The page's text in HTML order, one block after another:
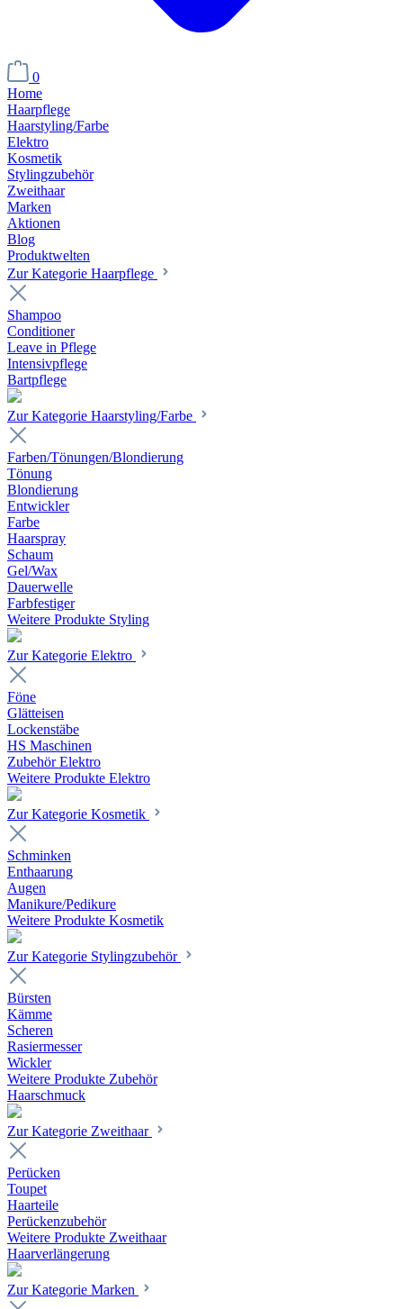
0
Home
Haarpflege
Haarstyling/Farbe
Elektro
Kosmetik
Stylingzubehör
Zweithaar
Marken
Aktionen
Blog
Produktwelten
Zur Kategorie Haarpflege
Shampoo
Conditioner
Leave in Pflege
Intensivpflege
Bartpflege
Zur Kategorie Haarstyling/Farbe
Farben/Tönungen/Blondierung
Tönung
Blondierung
Entwickler
Farbe
Haarspray
Schaum
Gel/Wax
Dauerwelle
Farbfestiger
Weitere Produkte Styling
Zur Kategorie Elektro
Föne
Glätteisen
Lockenstäbe
HS Maschinen
Zubehör Elektro
Weitere Produkte Elektro
Zur Kategorie Kosmetik
Schminken
Enthaarung
Augen
Manikure/Pedikure
Weitere Produkte Kosmetik
Zur Kategorie Stylingzubehör
Bürsten
Kämme
Scheren
Rasiermesser
Wickler
Weitere Produkte Zubehör
Haarschmuck
Zur Kategorie Zweithaar
Perücken
Toupet
Haarteile
Perückenzubehör
Weitere Produkte Zweithaar
Haarverlängerung
Zur Kategorie Marken